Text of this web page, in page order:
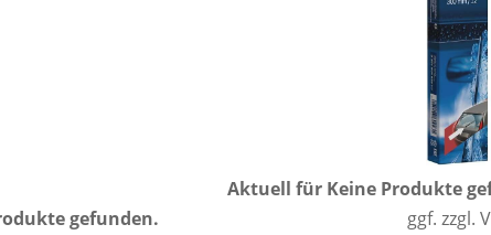
gefunden.
Aktuell für Keine Produkte
ggf. zzgl.